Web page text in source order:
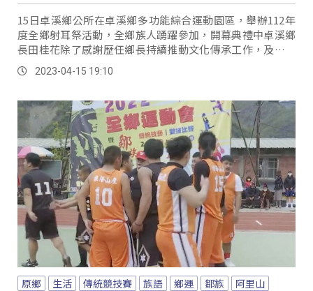
15日卓溪鄉公所在卓溪鄉多功能綜合運動園區，舉辦112年
度全鄉射耳祭活動，全鄉族人踴躍參加，開幕典禮中卓溪鄉
長田桂花除了感謝歷任鄉長持續推動文化傳承工作，及致力
於卓溪鄉各個層面的建設與規劃外，也表示今日的活動場地
未來兩年將規劃為MASIAL廣場。
2023-04-15 19:10
原鄉 生活 傳統競技賽 族語 鄉運 鄒族 阿里山